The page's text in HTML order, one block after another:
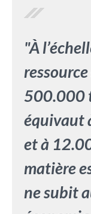
"À
500.000
équivaut
et à
matière
ne subit